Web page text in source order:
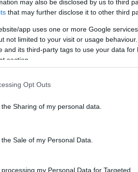
may also be disclosed by us to third
that may further disclose it to other third
app uses one or more Google
not limited to your visit or usage
and its third-party tags to use your data for
section.
Opt Outs
Sharing of my personal data.
Sale of my Personal Data.
my Personal Data for Targeted
20 54 18
20 39 12
20
20 18 5